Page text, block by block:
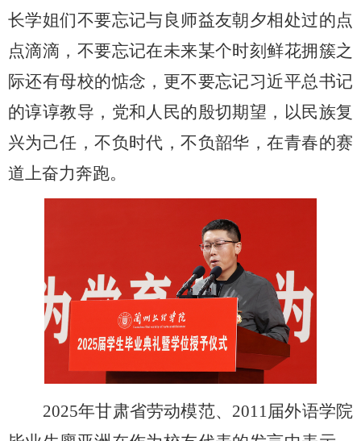
长学姐们不要忘记与良师益友朝夕相处过的点
点滴滴，不要忘记在未来某个时刻鲜花拥簇之
际还有母校的惦念，更不要忘记习近平总书记
的谆谆教导，党和人民的殷切期望，以民族复
兴为己任，不负时代，不负韶华，在青春的赛
道上奋力奔跑。
2025年甘肃省劳动模范、2011届外语学院